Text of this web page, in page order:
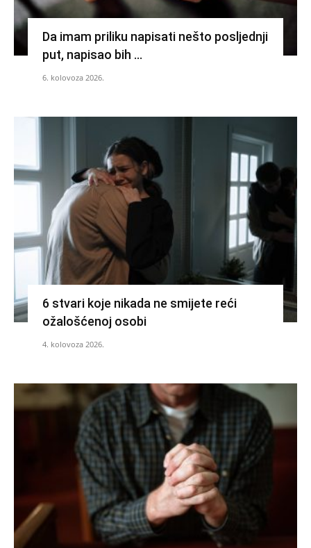
Da imam priliku napisati nešto posljednji
put, napisao bih …
6. kolovoza 2026.
6 stvari koje nikada ne smijete reći
ožalošćenoj osobi
4. kolovoza 2026.